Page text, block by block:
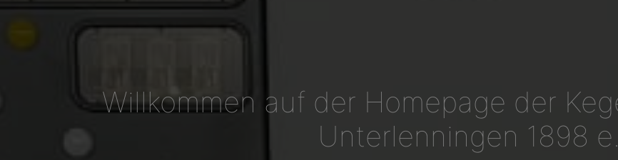
Willkommen auf der Homepage der
Unterlenningen 1898